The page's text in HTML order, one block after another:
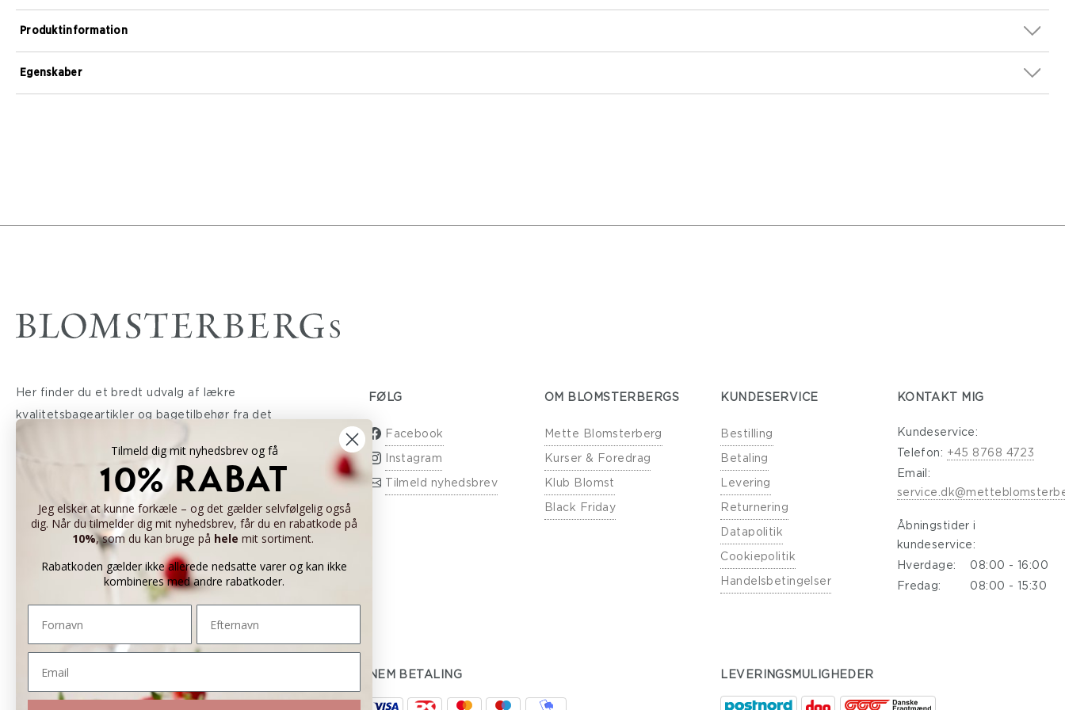
Egenskaber
Produktinformation
Her finder du et bredt udvalg af lækre
kvalitetsbageartikler og bagetilbehør fra det
salte køkken. Alle produkterne er afprøvet og valgt af
Mette Blomsterberg og hendes team. Mette
Blomsterberg er iværksætter og faglært konditor, som
mange af os kender fra ”Det søde liv”, ”Den store
bagedyst”, ”Price Blomsterberg” m.fl. Mette er et utrolig
passioneret menneske, som har sendt appetit rundt i
danskerenes stuer, hvor hun i årevis har delt ud af sin
FØLG
Facebook
Instagram
Tilmeld nyhedsbrev
OM BLOMSTERBERGS
Mette Blomsterberg
Kurser & Foredrag
Klub Blomst
Black Friday
KUNDESERVICE
Bestilling
Betaling
Levering
Returnering
Datapolitik
Cookiepolitik
Handelsbetingelser
KONTAKT MIG
Kundeservice:
Telefon: +45 8768 4723
Email:
Åbningstider i
kundeservice:
Hverdage: 08:00 - 16:00
Fredag: 08:00 - 15:30
NEM BETALING LEVERINGSMULIGHEDER
Tilmeld dig mit nyhedsbrev og få
10% RABAT
Jeg elsker at kunne forkæle – og det gælder selvfølgelig også
dig. Når du tilmelder dig mit nyhedsbrev, får du en rabatkode på
10%, som du kan bruge på hele mit sortiment.
Rabatkoden gælder ikke allerede nedsatte varer og kan ikke
kombineres med andre rabatkoder.